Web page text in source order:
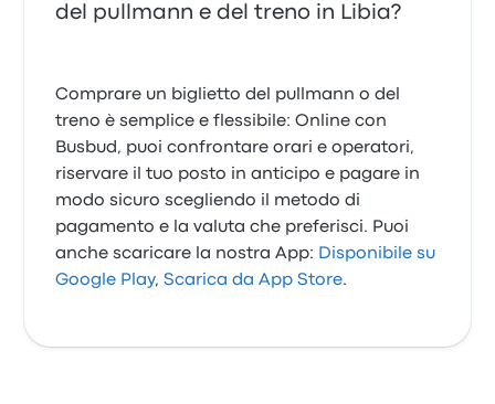
del pullmann e del treno in Libia?
Comprare un biglietto del pullmann o del
treno è semplice e flessibile: Online con
Busbud, puoi confrontare orari e operatori,
riservare il tuo posto in anticipo e pagare in
modo sicuro scegliendo il metodo di
pagamento e la valuta che preferisci. Puoi
anche scaricare la nostra App: Disponibile su
Google Play,Scarica da App Store.